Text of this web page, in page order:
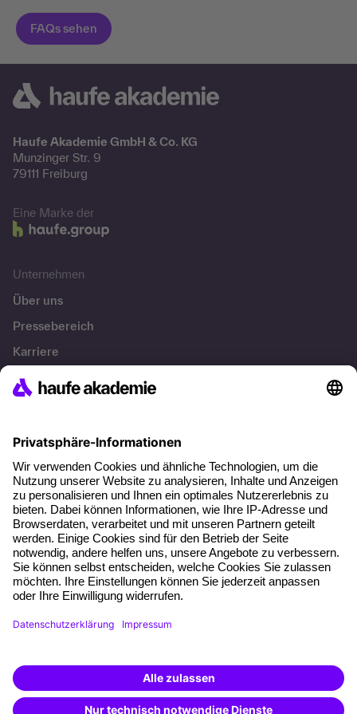
Haufe Akademie GmbH & Co. KG
Munzinger Str. 9
79111 Freiburg
Eine Marke der
Unternehmen
Über uns
Pressebereich
Karriere
Referenzen
Über unser Angebot
Planungssicherheit
Freie Seminarplätze
Qualitätsstandards
Planung und Locations
Fördermöglichkeiten
Weiterbildungs-App
Besondere Angebote
Weiterbildung finden -
mit KI-Power!
Beschreibe was du suchst und erhalte